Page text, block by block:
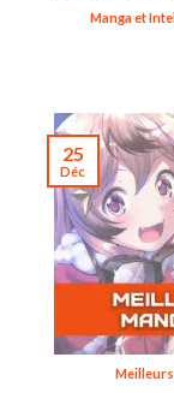
Manga et
25
Déc